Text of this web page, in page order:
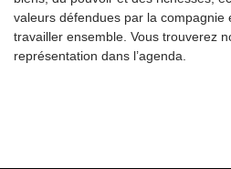
valeurs défendues par la compagnie
travailler ensemble. Vous trouverez
représentation dans l’agenda.